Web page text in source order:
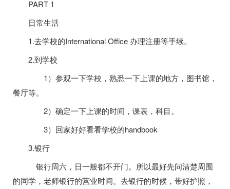
PART 1
日常生活
1.去学校的International Office 办理注册等手续。
2.到学校
1）参观一下学校，熟悉一下上课的地方，图书馆，
餐厅等。
2）确定一下上课的时间，课表，科目。
3）回家好好看看学校的handbook
3.银行
银行周六，日一般都不开门。所以最好先问清楚周围
的同学，老师银行的营业时间。去银行的时候，带好护照，